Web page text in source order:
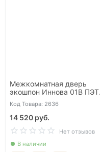
Межкомнатная дверь
экошпон Иннова 01В ПЭТ
шелк беж глухая
Код Товара: 2636
14 520 руб.
Нет отзывов
В наличии